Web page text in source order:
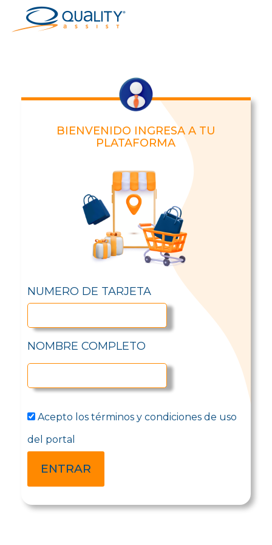
BIENVENIDO INGRESA A TU
PLATAFORMA
NUMERO DE TARJETA
NOMBRE COMPLETO
Acepto los términos y condiciones de uso
del portal